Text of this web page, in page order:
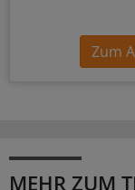
Zum
MEHR ZUM